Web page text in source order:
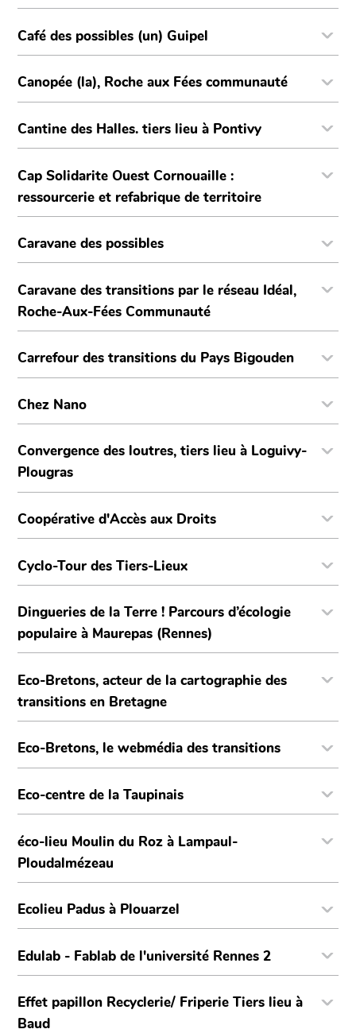
Café des possibles (un) Guipel
Canopée (la), Roche aux Fées communauté
Cantine des Halles. tiers lieu à Pontivy
Cap Solidarite Ouest Cornouaille :
ressourcerie et refabrique de territoire
Caravane des possibles
Caravane des transitions par le réseau Idéal,
Roche-Aux-Fées Communauté
Carrefour des transitions du Pays Bigouden
Chez Nano
Convergence des loutres, tiers lieu à Loguivy-
Plougras
Coopérative d'Accès aux Droits
Cyclo-Tour des Tiers-Lieux
Dingueries de la Terre ! Parcours d’écologie
populaire à Maurepas (Rennes)
Eco-Bretons, acteur de la cartographie des
transitions en Bretagne
Eco-Bretons, le webmédia des transitions
Eco-centre de la Taupinais
éco-lieu Moulin du Roz à Lampaul-
Ploudalmézeau
Ecolieu Padus à Plouarzel
Edulab - Fablab de l'université Rennes 2
Effet papillon Recyclerie/ Friperie Tiers lieu à
Baud